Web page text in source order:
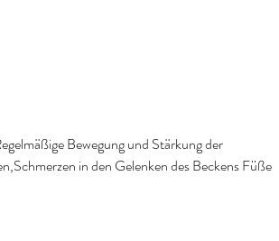
in den Gelenken des Beckens Füße